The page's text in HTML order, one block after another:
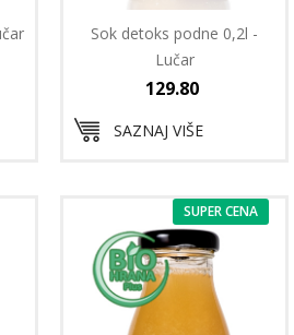
Sok detoks podne 0,2l -
Lučar
129.80
SAZNAJ VIŠE
SUPER CENA